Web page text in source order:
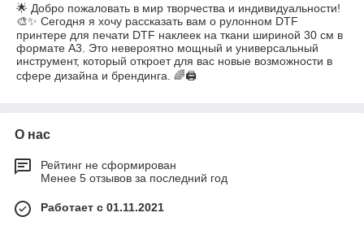
🌟 Добро пожаловать в мир творчества и индивидуальности!
🎨✨ Сегодня я хочу рассказать вам о рулонном DTF
принтере для печати DTF наклеек на ткани шириной 30 см в
формате А3. Это невероятно мощный и универсальный
инструмент, который откроет для вас новые возможности в
сфере дизайна и брендинга. 🌈🖨️
О нас
Рейтинг не сформирован
Менее 5 отзывов за последний год
Работает с 01.11.2021